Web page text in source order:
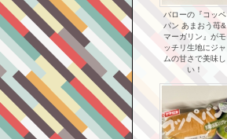
バローの『コッペ
パン あまおう苺&
マーガリン』がモ
ッチリ生地にジャ
ムの甘さで美味し
い！